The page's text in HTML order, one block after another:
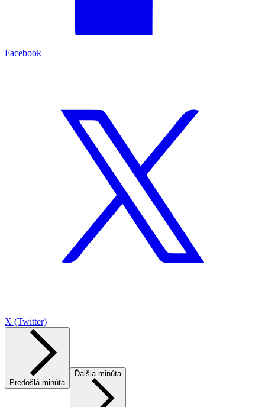
Facebook
X (Twitter)
Predošlá minúta
Ďalšia minúta